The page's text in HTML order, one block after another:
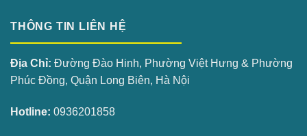
THÔNG TIN LIÊN HỆ
Địa Chỉ: Đường Đào Hinh, Phường Việt Hưng & Phường
Phúc Đồng, Quận Long Biên, Hà Nội
Hotline: 0936201858